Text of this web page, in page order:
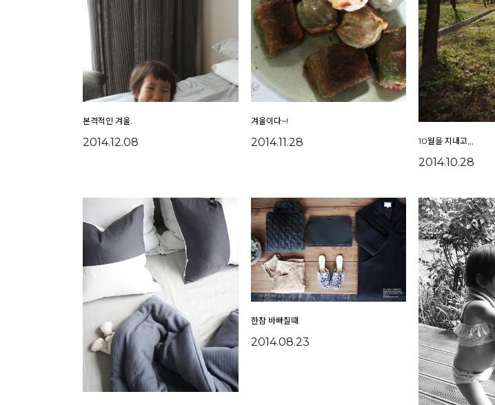
본격적인 겨울.
2014.12.08
겨울이다~!
2014.11.28 10월을 지내고,,,
2014.10.28
한참 바빠질때
2014.08.23